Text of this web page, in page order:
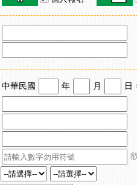
中華民國 年 月 日